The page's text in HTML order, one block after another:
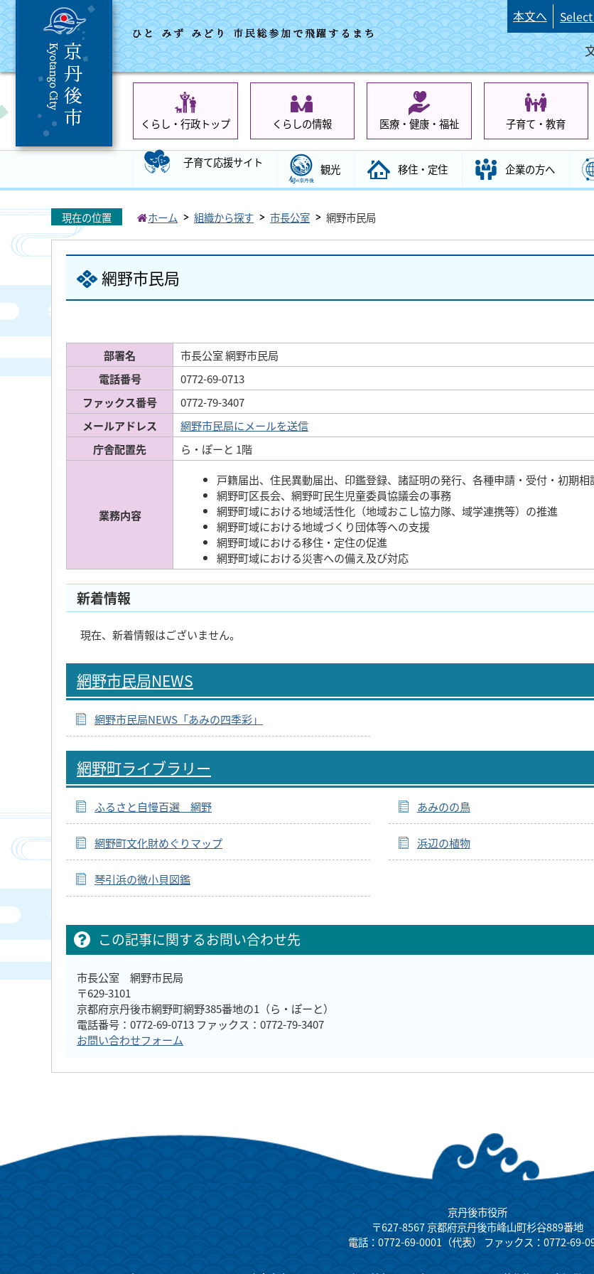
本文へ
くらし・行政トップ くらしの情報 医療・健康・福祉 子育て・教育
子育て応援サイト 観光 移住・定住 企業の方へ
現在の位置 ホーム 組織から探す 市長公室 網野市民局
網野市民局
部署名
市長公室 網野市民局
電話番号
0772-69-0713
ファックス番号
0772-79-3407
メールアドレス
網野市民局にメールを送信
庁舎配置先
ら・ぽーと 1階
業務内容
戸籍届出、住民異動届出、印鑑登録、諸証明の発行、各種申請・受付・初期相
網野町区長会、網野町民生児童委員協議会の事務
網野町域における地域活性化（地域おこし協力隊、域学連携等）の推進
網野町域における地域づくり団体等への支援
網野町域における移住・定住の促進
網野町域における災害への備え及び対応
新着情報
現在、新着情報はございません。
網野市民局NEWS
網野市民局NEWS「あみの四季彩」
網野町ライブラリー
ふるさと自慢百選 網野 あみのの鳥
網野町文化財めぐりマップ 浜辺の植物
琴引浜の微小貝図鑑
この記事に関するお問い合わせ先
市長公室 網野市民局
〒629-3101
京都府京丹後市網野町網野385番地の1（ら・ぽーと）
電話番号：0772-69-0713 ファックス：0772-79-3407
お問い合わせフォーム
京丹後市役所
〒627-8567 京都府京丹後市峰山町杉谷889番地
電話：0772-69-0001（代表） ファックス：0772-69-